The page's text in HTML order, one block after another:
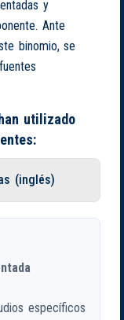
y
Ante
binomio, se
utilizado
(inglés)
específicos